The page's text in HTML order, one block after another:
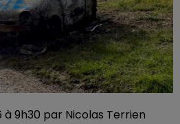
à 9h30 par Nicolas Terrien